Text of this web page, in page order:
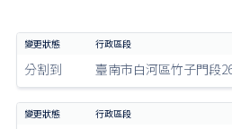
分割到 臺南市白河區竹子門段